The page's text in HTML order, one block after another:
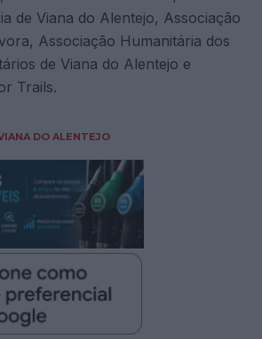
de Viana do Alentejo, Associação
Associação Humanitária dos
de Viana do Alentejo e
Trails.
DO ALENTEJO